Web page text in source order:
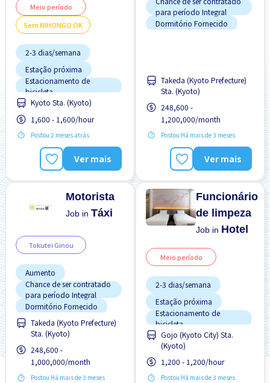
Meio período
Sem NIHONGO OK
2-3 dias/semana
Estação próxima
Estacionamento de
bicicleta
Estrangeiro trabalhando
Manual de Treinamento
para Estrangeiros
Preferência por Homens
Preferência por Mulheres
Promoção
Kyoto Sta. (Kyoto)
1,600 - 1,600/hour
Postou 2 meses atrás
Ver mais
para período Integral
Dormitório Fornecido
para Estrangeiros
Potêncial para Salário
Alto
Preferência por Homens
Preferência por Mulheres
Takeda (Kyoto Prefecture)
Sta. (Kyoto)
248,600 -
1,200,000/month
Postou Há mais de 3 meses
Ver mais
Motorista
Job inTáxi
Tokutei Ginou
Aumento
Chance de ser contratado
para período Integral
Dormitório Fornecido
Estação próxima
Estacionamento de
bicicleta
Estacionamento de carro
Estrangeiro trabalhando
Takeda (Kyoto Prefecture)
Sta. (Kyoto)
248,600 -
1,000,000/month
Postou Há mais de 3 meses
Funcionário
de limpeza
Job in Hotel
Meio período
2-3 dias/semana
Estação próxima
Estacionamento de
bicicleta
Estrangeiro trabalhando
Menos com o tempo
Preferência por Homens
Gojo (Kyoto City) Sta.
(Kyoto)
1,200 - 1,200/hour
Postou Há mais de 3 meses